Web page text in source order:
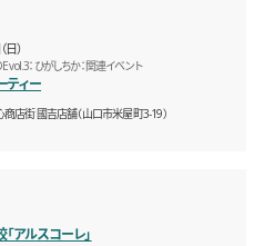
）
vol.3：ひがしちか：関連イベント
ティー
店街 國吉店舗（山口市米屋町3-19）
アルスコーレ」